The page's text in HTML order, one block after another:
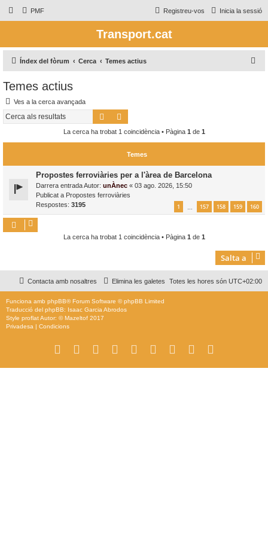
PMF Inicia la sessió
Registreu-vos
Transport.cat
Índex del fòrum Cerca Temes actius
Temes actius
Ves a la cerca avançada
Cerca
La cerca ha trobat 1 coincidència • Pàgina 1 de 1
Temes
Propostes ferroviàries per a l'àrea de Barcelona
Darrera entrada Autor: unÀnec « 03 ago. 2026, 15:50
Publicat a Propostes ferroviàries
Respostes: 3195 1 157 158 159 160
La cerca ha trobat 1 coincidència • Pàgina 1 de 1
Salta a
Totes les hores són UTC+02:00
Elimina les galetes
Contacta amb nosaltres
Funciona amb phpBB® Forum Software © phpBB Limited
Traducció del phpBB: Isaac Garcia Abrodos
Style proflatAutor: ©Mazeltof 2017
Privadesa | Condicions